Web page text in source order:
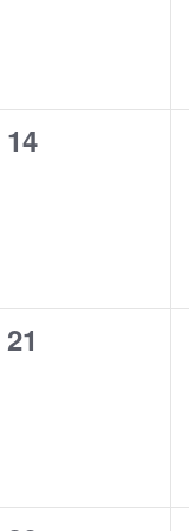
0
14
0
21